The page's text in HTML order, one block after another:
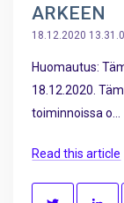
ARKEEN
18.12.2020
Huomautus:
18.12.2020.
toiminnoissa o...
Read this article